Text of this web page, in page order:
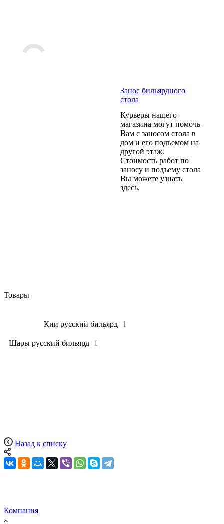
Занос бильярдного
стола
Курьеры нашего
магазина могут помочь
Вам с заносом стола в
дом и его подъемом на
другой этаж.
Стоимость работ по
заносу и подъему стола
Вы можете узнать
здесь.
Товары
Кии русский бильярд 1
Шары русский бильярд 1
Назад к списку
Компания